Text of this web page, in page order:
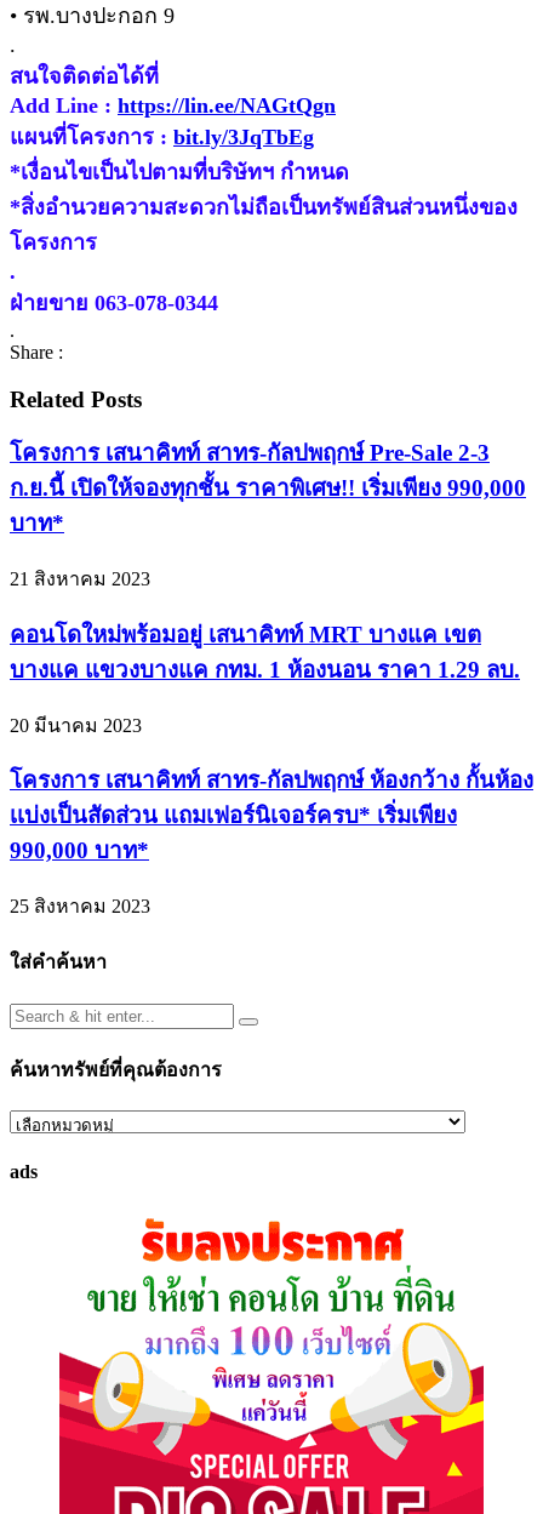
• รพ.บางปะกอก 9
.
สนใจติดต่อได้ที่
Add Line : https://lin.ee/NAGtQgn
แผนที่โครงการ : bit.ly/3JqTbEg
*เงื่อนไขเป็นไปตามที่บริษัทฯ กำหนด
*สิ่งอำนวยความสะดวกไม่ถือเป็นทรัพย์สินส่วนหนึ่งของ
โครงการ
.
ฝ่ายขาย 063-078-0344
.
Share :
Related Posts
โครงการ เสนาคิทท์ สาทร-กัลปพฤกษ์ Pre-Sale 2-3
ก.ย.นี้ เปิดให้จองทุกชั้น ราคาพิเศษ!! เริ่มเพียง 990,000
บาท*
21 สิงหาคม 2023
คอนโดใหม่พร้อมอยู่ เสนาคิทท์ MRT บางแค เขต
บางแค แขวงบางแค กทม. 1 ห้องนอน ราคา 1.29 ลบ.
20 มีนาคม 2023
โครงการ เสนาคิทท์ สาทร-กัลปพฤกษ์ ห้องกว้าง กั้นห้อง
เเบ่งเป็นสัดส่วน แถมเฟอร์นิเจอร์ครบ* เริ่มเพียง
990,000 บาท*
25 สิงหาคม 2023
ใส่คำค้นหา
ค้นหาทรัพย์ที่คุณต้องการ
ค้นหา
ที่
ads